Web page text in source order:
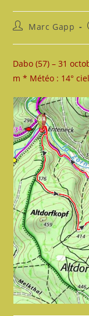
Auteur/autrice
la
publication :
Marc Gapp
Dabo (57) – 31
m * Météo : 14°